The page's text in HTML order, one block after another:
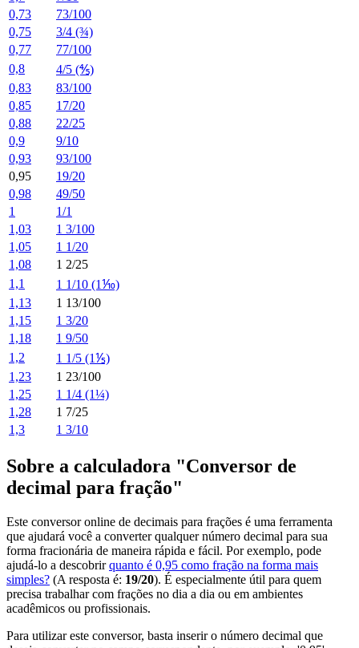
0,73
73/100
0,75
3/4 (¾)
0,77
77/100
0,8
4/5 (⅘)
0,83
83/100
0,85
17/20
0,88
22/25
0,9
9/10
0,93
93/100
0,95
19/20
0,98
49/50
1
1/1
1,03
1 3/100
1,05
1 1/20
1,08
1 2/25
1,1
1 1/10 (1⅒)
1,13
1 13/100
1,15
1 3/20
1,18
1 9/50
1,2
1 1/5 (1⅕)
1,23
1 23/100
1,25
1 1/4 (1¼)
1,28
1 7/25
1,3
1 3/10
Sobre a calculadora "Conversor de
decimal para fração"
Este conversor online de decimais para frações é uma ferramenta
que ajudará você a converter qualquer número decimal para sua
forma fracionária de maneira rápida e fácil. Por exemplo, pode
ajudá-lo a descobrirquanto é 0,95 como fração na forma mais
simples? (A resposta é: 19/20). É especialmente útil para quem
precisa trabalhar com frações no dia a dia ou em ambientes
acadêmicos ou profissionais.
Para utilizar este conversor, basta inserir o número decimal que